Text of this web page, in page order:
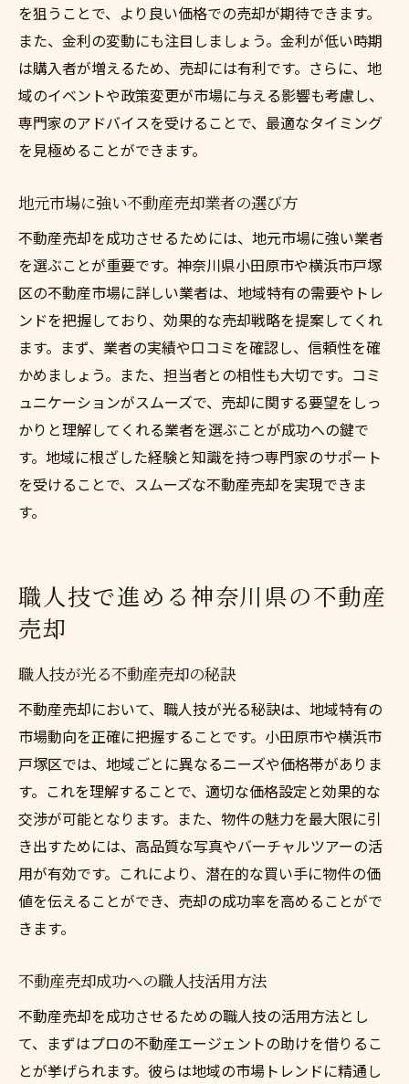
を狙うことで、より良い価格での売却が期待できます。
また、金利の変動にも注目しましょう。金利が低い時期
は購入者が増えるため、売却には有利です。さらに、地
域のイベントや政策変更が市場に与える影響も考慮し、
専門家のアドバイスを受けることで、最適なタイミング
を見極めることができます。
地元市場に強い不動産売却業者の選び方
不動産売却を成功させるためには、地元市場に強い業者
を選ぶことが重要です。神奈川県小田原市や横浜市戸塚
区の不動産市場に詳しい業者は、地域特有の需要やトレ
ンドを把握しており、効果的な売却戦略を提案してくれ
ます。まず、業者の実績や口コミを確認し、信頼性を確
かめましょう。また、担当者との相性も大切です。コミ
ュニケーションがスムーズで、売却に関する要望をしっ
かりと理解してくれる業者を選ぶことが成功への鍵で
す。地域に根ざした経験と知識を持つ専門家のサポート
を受けることで、スムーズな不動産売却を実現できま
す。
職人技で進める神奈川県の不動産
売却
職人技が光る不動産売却の秘訣
不動産売却において、職人技が光る秘訣は、地域特有の
市場動向を正確に把握することです。小田原市や横浜市
戸塚区では、地域ごとに異なるニーズや価格帯がありま
す。これを理解することで、適切な価格設定と効果的な
交渉が可能となります。また、物件の魅力を最大限に引
き出すためには、高品質な写真やバーチャルツアーの活
用が有効です。これにより、潜在的な買い手に物件の価
値を伝えることができ、売却の成功率を高めることがで
きます。
不動産売却成功への職人技活用方法
不動産売却を成功させるための職人技の活用方法とし
て、まずはプロの不動産エージェントの助けを借りるこ
とが挙げられます。彼らは地域の市場トレンドに精通し